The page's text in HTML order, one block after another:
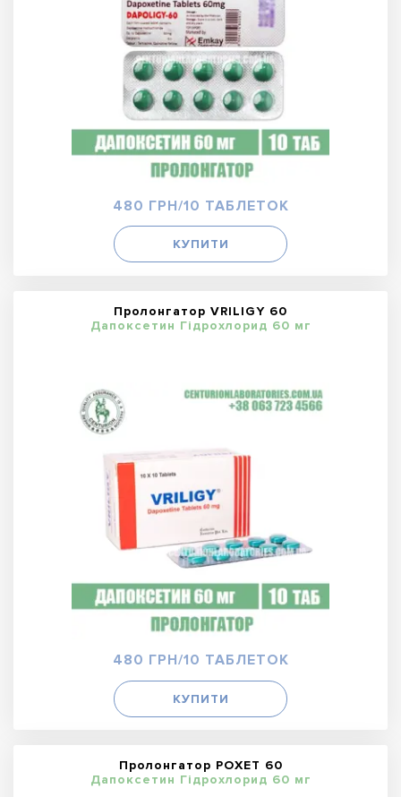
480 ГРН/10 ТАБЛЕТОК
КУПИТИ
Пролонгатор VRILIGY 60
Дапоксетин Гідрохлорид 60 мг
480 ГРН/10 ТАБЛЕТОК
КУПИТИ
Пролонгатор POXET 60
Дапоксетин Гідрохлорид 60 мг